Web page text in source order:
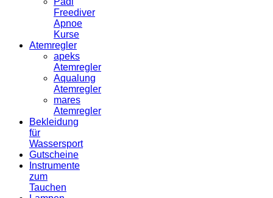
Freediver
Apnoe
Kurse
Atemregler
apeks
Atemregler
Aqualung
Atemregler
mares
Atemregler
Bekleidung
für
Wassersport
Gutscheine
Instrumente
zum
Tauchen